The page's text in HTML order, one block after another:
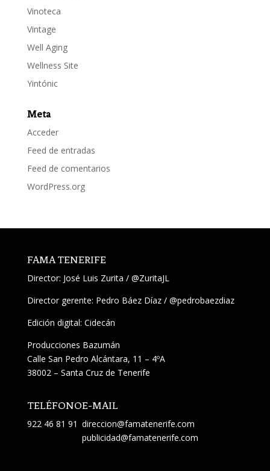
Vinoteca
Vintage
Well Aging
Wellness Site
Yintónic
Meta
Acceder
Feed de entradas
Feed de comentarios
WordPress.org
FAMA TENERIFE
Director: José Luis Zurita / @ZuritaJL
Director gerente: Pedro Báez Díaz / @pedrobaezdiaz
Edición digital: Cidecán
Producciones Bazumán
Calle San Pedro Alcántara, 11 – 4ºA
38002 – Santa Cruz de Tenerife
TELÉFONO
922 46 81 91
E-MAIL
direccion@famatenerife.com
publicidad@famatenerife.com